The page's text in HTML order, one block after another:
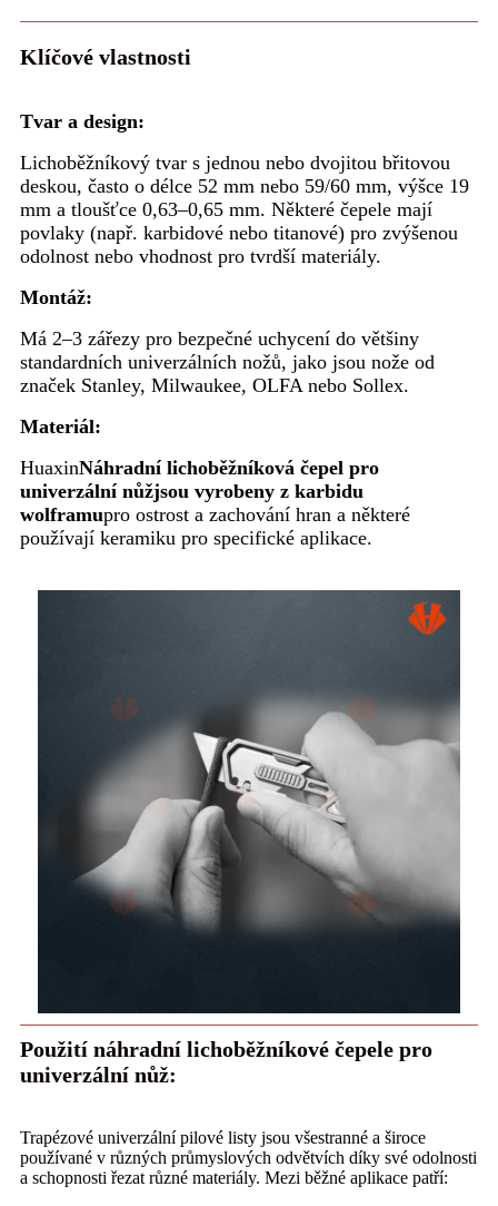
Klíčové vlastnosti
Tvar a design:
Lichoběžníkový tvar s jednou nebo dvojitou břitovou
deskou, často o délce 52 mm nebo 59/60 mm, výšce 19
mm a tloušťce 0,63–0,65 mm. Některé čepele mají
povlaky (např. karbidové nebo titanové) pro zvýšenou
odolnost nebo vhodnost pro tvrdší materiály.
Montáž:
Má 2–3 zářezy pro bezpečné uchycení do většiny
standardních univerzálních nožů, jako jsou nože od
značek Stanley, Milwaukee, OLFA nebo Sollex.
Materiál:
HuaxinNáhradní lichoběžníková čepel pro
univerzální nůžjsou vyrobeny z karbidu
wolframupro ostrost a zachování hran a některé
používají keramiku pro specifické aplikace.
Použití náhradní lichoběžníkové čepele pro
univerzální nůž:
Trapézové univerzální pilové listy jsou všestranné a široce
používané v různých průmyslových odvětvích díky své odolnosti
a schopnosti řezat různé materiály. Mezi běžné aplikace patří: